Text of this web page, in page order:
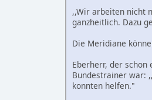
,,Wir arbeiten nicht
ganzheitlich. Dazu
Die Meridiane
Eberherr, der
Bundestrainer war:
konnten helfen."